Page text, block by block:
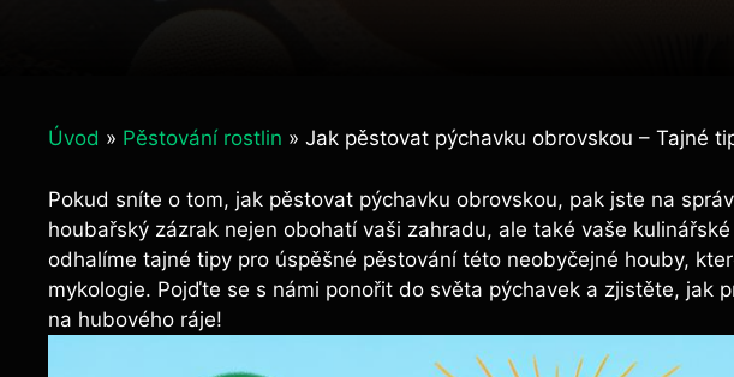
Úvod » Pěstování rostlin » Jak pěstovat pýchavku obrovskou – Tajné
Pokud ‍sníte o tom, jak pěstovat⁢ pýchavku⁤ obrovskou,‌ pak jste na
houbařský zázrak nejen⁤ obohatí vaši zahradu, ale také vaše​
⁣odhalíme tajné tipy pro ⁤úspěšné pěstování této neobyčejné houby,
mykologie. Pojďte se s námi ponořit do světa pýchavek a zjistěte, jak
na hubového ráje!